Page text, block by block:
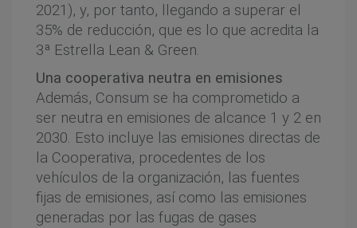
2021), y, por tanto, llegando a superar el
35% de reducción, que es lo que acredita la
3ª Estrella Lean & Green.
Una cooperativa neutra en emisiones
Además, Consum se ha comprometido a
ser neutra en emisiones de alcance 1 y 2 en
2030. Esto incluye las emisiones directas de
la Cooperativa, procedentes de los
vehículos de la organización, las fuentes
fijas de emisiones, así como las emisiones
generadas por las fugas de gases